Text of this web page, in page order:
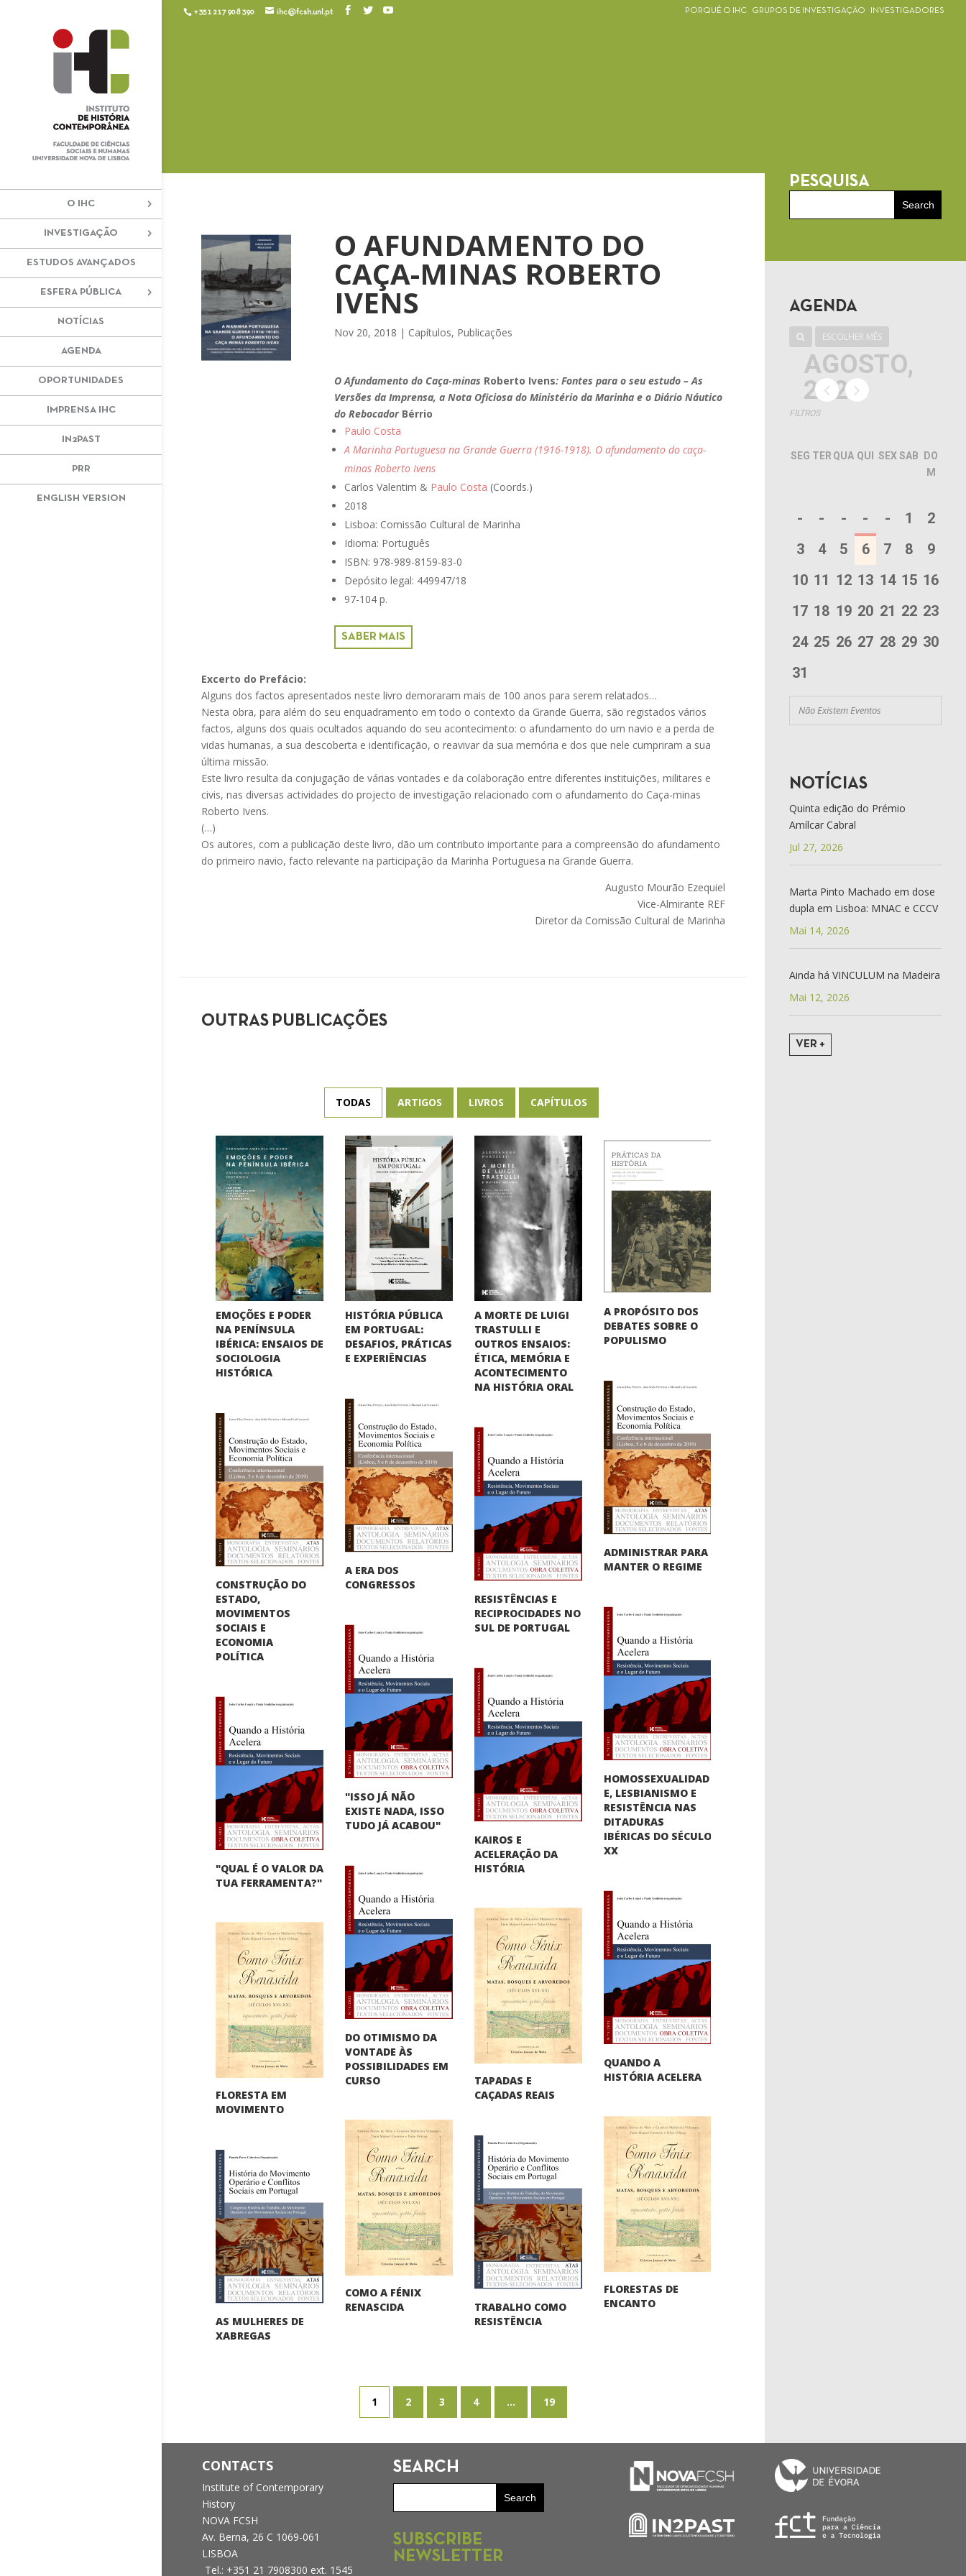
+351 217 908 390 ihc@fcsh.unl.pt PORQUÊ O IHC GRUPOS DE INVESTIGAÇÃO INVESTIGADORES
O IHC
INVESTIGAÇÃO
ESTUDOS AVANÇADOS
ESFERA PÚBLICA
NOTÍCIAS
AGENDA
OPORTUNIDADES
IMPRENSA IHC
IN2PAST
PRR
ENGLISH VERSION
O AFUNDAMENTO DO
CAÇA-MINAS ROBERTO
IVENS
Nov 20, 2018 | Capítulos, Publicações
O Afundamento do Caça-minas Roberto Ivens: Fontes para o seu estudo – As
Versões da Imprensa, a Nota Oficiosa do Ministério da Marinha e o Diário Náutico
do Rebocador Bérrio
Paulo Costa
A Marinha Portuguesa na Grande Guerra (1916-1918). O afundamento do caça-
minas Roberto Ivens
Carlos Valentim & Paulo Costa (Coords.)
2018
Lisboa: Comissão Cultural de Marinha
Idioma: Português
ISBN: 978-989-8159-83-0
Depósito legal: 449947/18
97-104 p.
SABER MAIS
Excerto do Prefácio:
Alguns dos factos apresentados neste livro demoraram mais de 100 anos para serem relatados…
Nesta obra, para além do seu enquadramento em todo o contexto da Grande Guerra, são registados vários
factos, alguns dos quais ocultados aquando do seu acontecimento: o afundamento do um navio e a perda de
vidas humanas, a sua descoberta e identificação, o reavivar da sua memória e dos que nele cumpriram a sua
última missão.
Este livro resulta da conjugação de várias vontades e da colaboração entre diferentes instituições, militares e
civis, nas diversas actividades do projecto de investigação relacionado com o afundamento do Caça-minas
Roberto Ivens.
(…)
Os autores, com a publicação deste livro, dão um contributo importante para a compreensão do afundamento
do primeiro navio, facto relevante na participação da Marinha Portuguesa na Grande Guerra.
Augusto Mourão Ezequiel
Vice-Almirante REF
Diretor da Comissão Cultural de Marinha
OUTRAS PUBLICAÇÕES
TODAS ARTIGOS LIVROS CAPÍTULOS
EMOÇÕES E PODER
NA PENÍNSULA
IBÉRICA: ENSAIOS DE
SOCIOLOGIA
HISTÓRICA
HISTÓRIA PÚBLICA
EM PORTUGAL:
DESAFIOS, PRÁTICAS
E EXPERIÊNCIAS
A MORTE DE LUIGI
TRASTULLI E
OUTROS ENSAIOS:
ÉTICA, MEMÓRIA E
ACONTECIMENTO
NA HISTÓRIA ORAL
A PROPÓSITO DOS
DEBATES SOBRE O
POPULISMO
ADMINISTRAR PARA
MANTER O REGIME
A ERA DOS
CONGRESSOS
CONSTRUÇÃO DO
ESTADO,
MOVIMENTOS
SOCIAIS E
ECONOMIA
POLÍTICA
RESISTÊNCIAS E
RECIPROCIDADES NO
SUL DE PORTUGAL
HOMOSSEXUALIDAD
E, LESBIANISMO E
RESISTÊNCIA NAS
DITADURAS
IBÉRICAS DO SÉCULO
XX
"ISSO JÁ NÃO
EXISTE NADA, ISSO
TUDO JÁ ACABOU"
KAIROS E
ACELERAÇÃO DA
HISTÓRIA
"QUAL É O VALOR DA
TUA FERRAMENTA?"
DO OTIMISMO DA
VONTADE ÀS
POSSIBILIDADES EM
CURSO
QUANDO A
HISTÓRIA ACELERA
TAPADAS E
CAÇADAS REAIS
FLORESTA EM
MOVIMENTO
FLORESTAS DE
ENCANTO
COMO A FÉNIX
RENASCIDA TRABALHO COMO
RESISTÊNCIA
AS MULHERES DE
XABREGAS
1 2 3 4 ... 19
PESQUISA
AGENDA
ESCOLHER MÊS
AGOSTO,
2026
FILTROS
SEG TER QUA QUI SEX SAB DO
M
- - - - - 1
2
3
4 5 6 7 8
9
10 11 12 13 14 15 16
17 18 19 20 21 22 23
24 25 26 27 28 29 30
31
Não Existem Eventos
NOTÍCIAS
Quinta edição do Prémio
Amílcar Cabral
Jul 27, 2026
Marta Pinto Machado em dose
dupla em Lisboa: MNAC e CCCV
Mai 14, 2026
Ainda há VINCULUM na Madeira
Mai 12, 2026
VER +
CONTACTS
Institute of Contemporary
History
NOVA FCSH
Av. Berna, 26 C 1069-061
LISBOA
Tel.: +351 21 7908300 ext. 1545
SEARCH
SUBSCRIBE
NEWSLETTER